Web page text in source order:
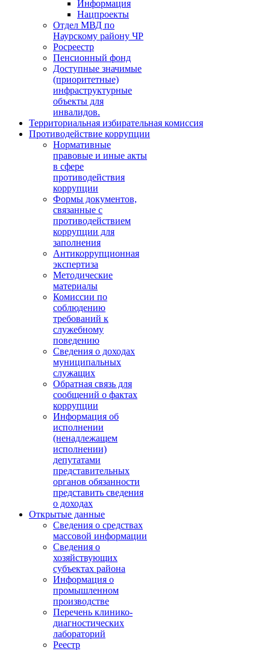
Информация
Нацпроекты
Отдел МВД по
Наурскому району ЧР
Росреестр
Пенсионный фонд
Доступные значимые
(приоритетные)
инфраструктурные
объекты для
инвалидов.
Территориальная избирательная комиссия
Противодействие коррупции
Нормативные
правовые и иные акты
в сфере
противодействия
коррупции
Формы документов,
связанные с
противодействием
коррупции для
заполнения
Антикоррупционная
экспертиза
Методические
материалы
Комиссии по
соблюдению
требований к
служебному
поведению
Сведения о доходах
муниципальных
служащих
Обратная связь для
сообщений о фактах
коррупции
Информация об
исполнении
(ненадлежащем
исполнении)
депутатами
представительных
органов обязанности
представить сведения
о доходах
Открытые данные
Сведения о средствах
массовой информации
Сведения о
хозяйствующих
субъектах района
Информация о
промышленном
производстве
Перечень клинико-
диагностических
лабораторий
Реестр